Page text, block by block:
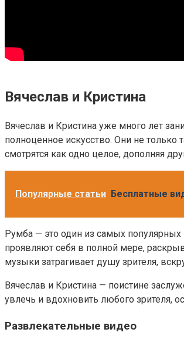
Вячеслав и Кристина
Вячеслав и Кристина уже много лет
полноценное искусство. Они не
смотрятся как одно целое, дополняя
Популярные статьи Бесплатные
Румба — это один из самых
проявляют себя в полной мере,
музыки затрагивает душу зрителя,
Вячеслав и Кристина — поистине
увлечь и вдохновить любого зрителя,
Развлекательные видео